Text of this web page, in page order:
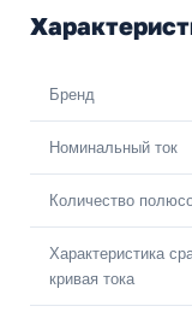
Бренд
Номинальный ток
Количество
Характеристика
кривая тока